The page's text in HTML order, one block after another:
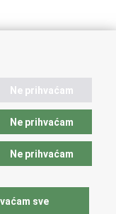
Ne prihvaćam
Ne prihvaćam
Ne prihvaćam
sve